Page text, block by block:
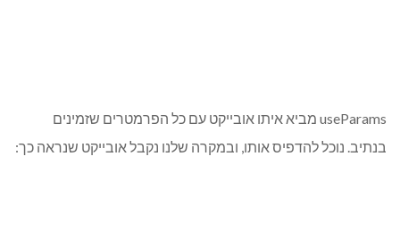
useParams מביא איתו אובייקט עם כל הפרמטרים שזמינים
בנתיב. נוכל להדפיס אותו, ובמקרה שלנו נקבל אובייקט שנראה כך: